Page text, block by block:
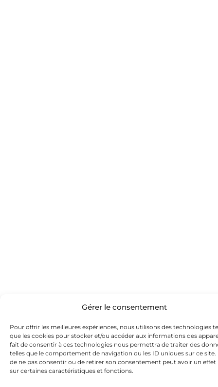
Gérer le consentement
Pour offrir les meilleures expériences, nous utilisons des technologies
que les cookies pour stocker et/ou accéder aux informations des
fait de consentir à ces technologies nous permettra de traiter des
telles que le comportement de navigation ou les ID uniques sur ce site.
de ne pas consentir ou de retirer son consentement peut avoir un effet
sur certaines caractéristiques et fonctions.